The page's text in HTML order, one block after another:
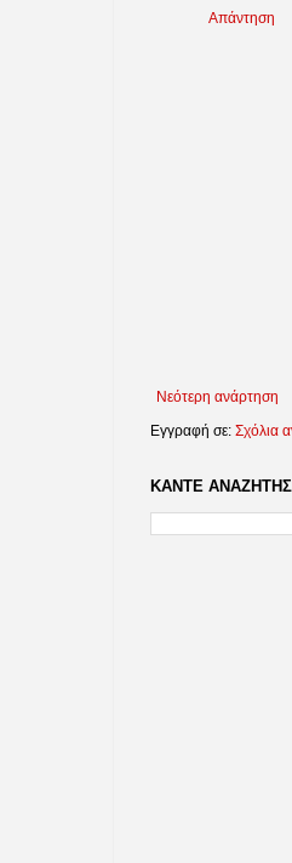
Απάντηση
Νεότερη ανάρτηση
Εγγραφή σε: Σχόλια
ΚΑΝΤΕ